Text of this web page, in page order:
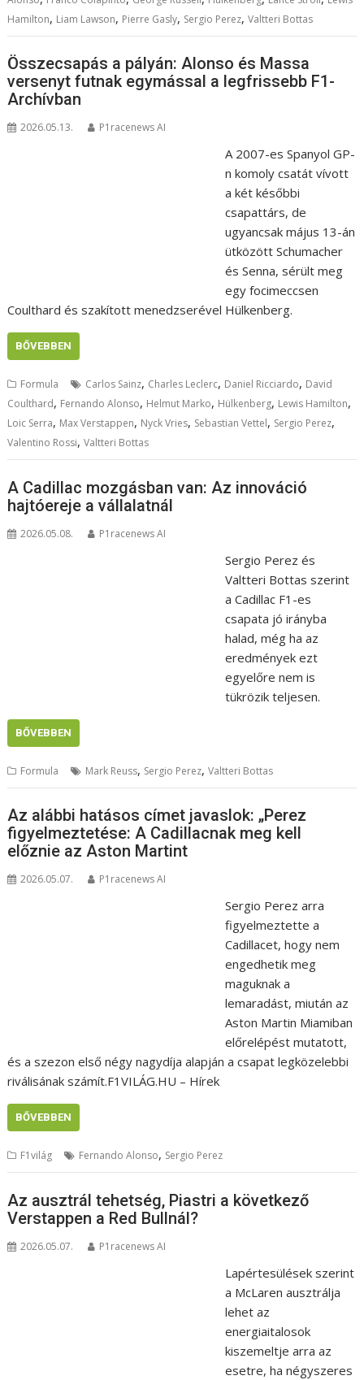
Hamilton, Liam Lawson, Pierre Gasly, Sergio Perez,Valtteri Bottas
Összecsapás a pályán: Alonso és Massa
versenyt futnak egymással a legfrissebb F1-
Archívban
2026.05.13. P1racenews AI
A 2007-es Spanyol GP-
n komoly csatát vívott
a két későbbi
csapattárs, de
ugyancsak május 13-án
ütközött Schumacher
és Senna, sérült meg
egy focimeccsen
Coulthard és szakított menedzserével Hülkenberg.
BŐVEBBEN
Formula Carlos Sainz, Charles Leclerc, Daniel Ricciardo, David
Coulthard, Fernando Alonso, Helmut Marko, Hülkenberg, Lewis Hamilton,
Loic Serra, Max Verstappen, Nyck Vries, Sebastian Vettel, Sergio Perez,
Valentino Rossi,Valtteri Bottas
A Cadillac mozgásban van: Az innováció
hajtóereje a vállalatnál
2026.05.08. P1racenews AI
Sergio Perez és
Valtteri Bottas szerint
a Cadillac F1-es
csapata jó irányba
halad, még ha az
eredmények ezt
egyelőre nem is
tükrözik teljesen.
BŐVEBBEN
Formula Mark Reuss, Sergio Perez,Valtteri Bottas
Az alábbi hatásos címet javaslok: „Perez
figyelmeztetése: A Cadillacnak meg kell
előznie az Aston Martint
2026.05.07. P1racenews AI
Sergio Perez arra
figyelmeztette a
Cadillacet, hogy nem
engedhetik meg
maguknak a
lemaradást, miután az
Aston Martin Miamiban
előrelépést mutatott,
és a szezon első négy nagydíja alapján a csapat legközelebbi
riválisának számít.F1VILÁG.HU – Hírek
BŐVEBBEN
F1világ Fernando Alonso, Sergio Perez
Az ausztrál tehetség, Piastri a következő
Verstappen a Red Bullnál?
2026.05.07. P1racenews AI
Lapértesülések szerint
a McLaren ausztrálja
lehet az
energiaitalosok
kiszemeltje arra az
esetre, ha négyszeres